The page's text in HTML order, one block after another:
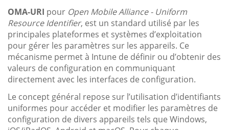
OMA-URI pour Open Mobile Alliance - Uniform
Resource Identifier, est un standard utilisé par les
principales plateformes et systèmes d’exploitation
pour gérer les paramètres sur les appareils. Ce
mécanisme permet à Intune de définir ou d’obtenir des
valeurs de configuration en communiquant
directement avec les interfaces de configuration.
Le concept général repose sur l’utilisation d’identifiants
uniformes pour accéder et modifier les paramètres de
configuration de divers appareils tels que Windows,